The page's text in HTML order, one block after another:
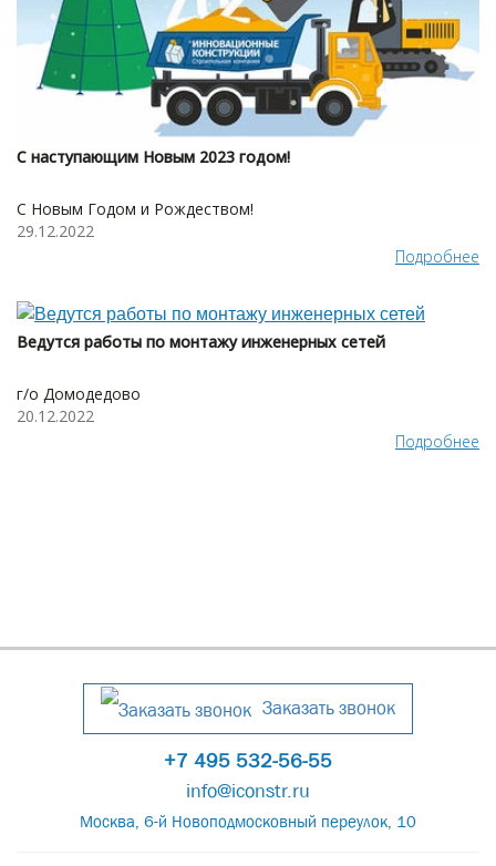
С наступающим Новым 2023 годом!
С Новым Годом и Рождеством!
29.12.2022
Подробнее
Ведутся работы по монтажу инженерных сетей
г/о Домодедово
20.12.2022
Подробнее
Заказать звонок
+7 495 532-56-55
info@iconstr.ru
Москва, 6-й Новоподмосковный переулок, 10